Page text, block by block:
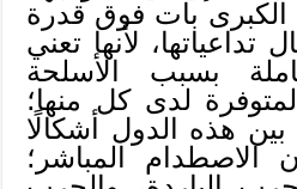
الكبرى بات فوق قدرة
لأنها تعني
بسبب الأسلحة
المتوفرة لدى كل منها؛
هذه الدول أشكالًا
الاصطدام المباشر؛